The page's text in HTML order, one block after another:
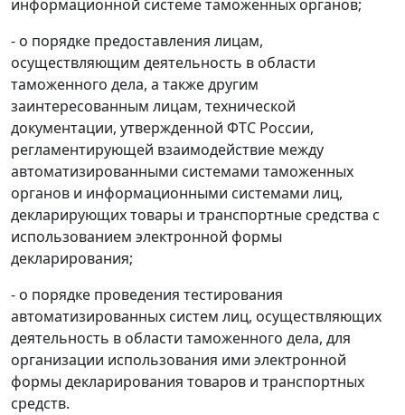
информационной системе таможенных органов;
- о порядке предоставления лицам,
осуществляющим деятельность в области
таможенного дела, а также другим
заинтересованным лицам, технической
документации, утвержденной ФТС России,
регламентирующей взаимодействие между
автоматизированными системами таможенных
органов и информационными системами лиц,
декларирующих товары и транспортные средства с
использованием электронной формы
декларирования;
- о порядке проведения тестирования
автоматизированных систем лиц, осуществляющих
деятельность в области таможенного дела, для
организации использования ими электронной
формы декларирования товаров и транспортных
средств.